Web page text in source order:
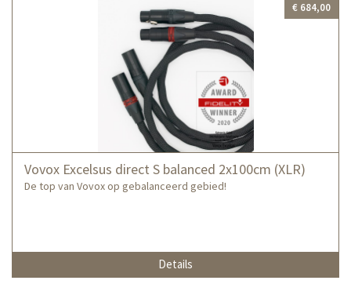
Vovox Excelsus direct S balanced 2x100cm (XLR)
De top van Vovox op gebalanceerd gebied!
€ 684,00
Details